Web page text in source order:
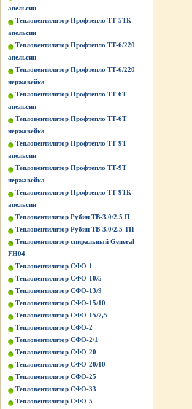
апельсин
Тепловентилятор Профтепло ТТ-5ТК
апельсин
Тепловентилятор Профтепло ТТ-6/220
апельсин
Тепловентилятор Профтепло ТТ-6/220
нержавейка
Тепловентилятор Профтепло ТТ-6Т
апельсин
Тепловентилятор Профтепло ТТ-6Т
нержавейка
Тепловентилятор Профтепло ТТ-9Т
апельсин
Тепловентилятор Профтепло ТТ-9Т
нержавейка
Тепловентилятор Профтепло ТТ-9ТК
апельсин
Тепловентилятор Рубин ТВ-3.0/2.5 П
Тепловентилятор Рубин ТВ-3.0/2.5 ТП
Тепловентилятор спиральный General
FH04
Тепловентилятор СФО-1
Тепловентилятор СФО-10/5
Тепловентилятор СФО-13/9
Тепловентилятор СФО-15/10
Тепловентилятор СФО-15/7,5
Тепловентилятор СФО-2
Тепловентилятор СФО-2/1
Тепловентилятор СФО-20
Тепловентилятор СФО-20/10
Тепловентилятор СФО-25
Тепловентилятор СФО-33
Тепловентилятор СФО-5